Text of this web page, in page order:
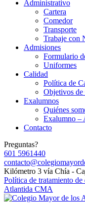
Administrativo
Cartera
Comedor
Transporte
Trabaje con
Admisiones
Formulario
Uniformes
Calidad
Política de
Objetivos de
Exalumnos
Quiénes
Exalumno –
Contacto
Preguntas?
601 5961440
Kilómetro 3 vía Chía -
Política de tratamiento de
Atlantida CMA